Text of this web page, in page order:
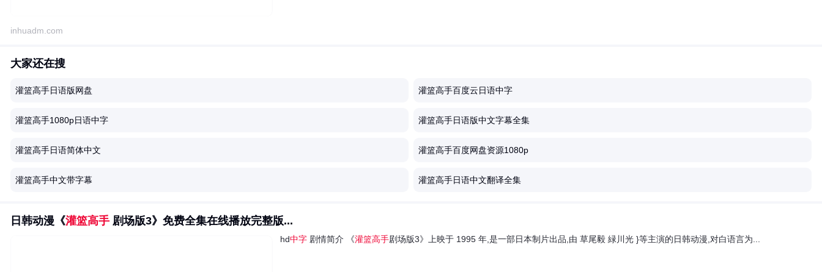
inhuadm.com
大家还在搜
灌篮高手日语版网盘 灌篮高手百度云日语中字
灌篮高手1080p日语中字 灌篮高手日语版中文字幕全集
灌篮高手日语简体中文 灌篮高手百度网盘资源1080p
灌篮高手中文带字幕 灌篮高手日语中文翻译全集
日韩动漫《灌篮高手 剧场版3》免费全集在线播放完整版...
hd中字剧情简介 《灌篮高手剧场版3》上映于 1995 年,是一部日本制片出品,由 草尾毅 緑川光 }等主演的日韩动漫,对白语言为...